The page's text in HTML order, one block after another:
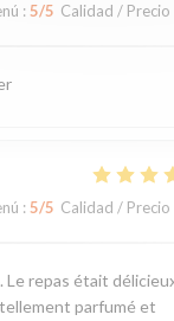
: 5/5 Calidad / Precio
: 5/5 Calidad / Precio
repas était
parfumé et